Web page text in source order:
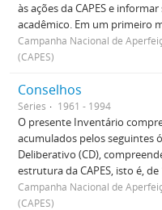
às ações da CAPES e
acadêmico. Em um primeiro
Campanha Nacional de
(CAPES)
Conselhos
Séries 1961 - 1994
O presente Inventário
acumulados pelos seguintes
Deliberativo (CD),
estrutura da CAPES, isto é, de
Campanha Nacional de
(CAPES)